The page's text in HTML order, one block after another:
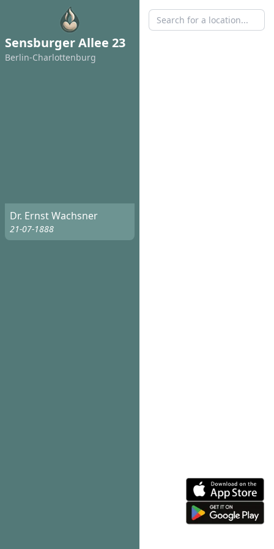
Sensburger Allee 23
Berlin-Charlottenburg
Dr. Ernst Wachsner
21-07-1888